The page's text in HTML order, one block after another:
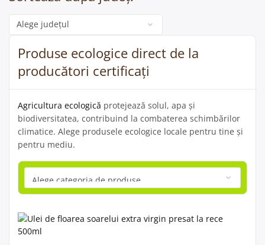
Categorie
Produse ecologice direct de la
producători certificați
Agricultura ecologică protejează solul, apa și
biodiversitatea, contribuind la combaterea schimbărilor
climatice. Alege produsele ecologice locale pentru tine și
pentru mediu.